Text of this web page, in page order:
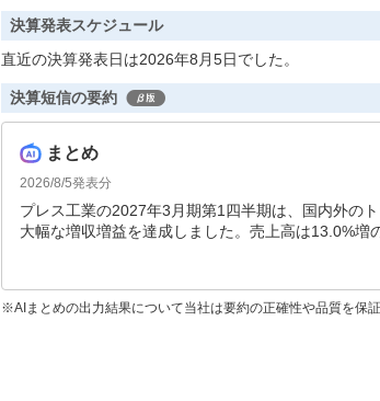
決算発表スケジュール
直近の決算発表日は2026年8月5日でした。
決算短信の要約
まとめ
2026/8/5発表分
プレス工業の2027年3月期第1四半期は、国内外の
大幅な増収増益を達成しました。売上高は13.0%増
終利益は76.2%増の24億円を記録。通期予想は減
AIまとめの出力結果について当社は要約の正確性や品質を保証